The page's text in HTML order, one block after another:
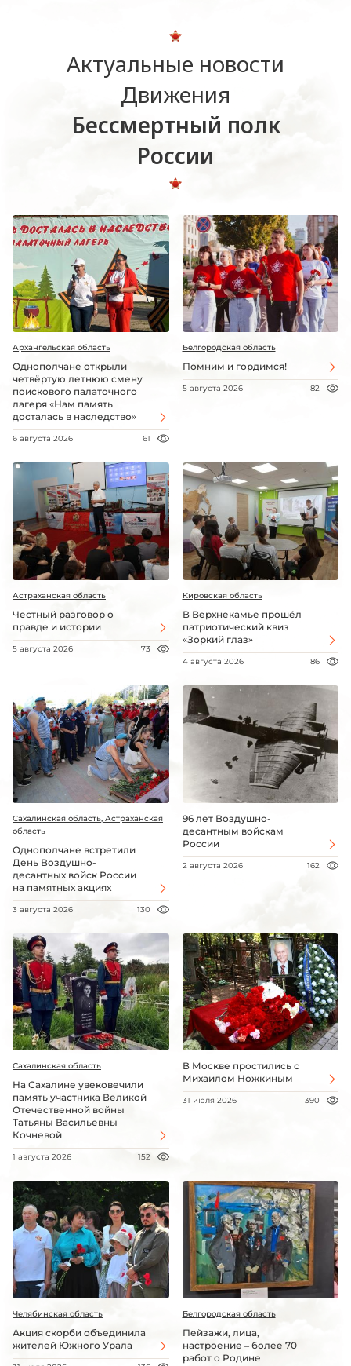
Актуальные новости
Движения
Бессмертный полк
России
Архангельская область
Однополчане открыли
четвёртую летнюю смену
поискового палаточного
лагеря «Нам память
досталась в наследство»
6 августа 2026 61
Белгородская область
Помним и гордимся!
5 августа 2026 82
Астраханская область
Честный разговор о
правде и истории
5 августа 2026 73
Кировская область
В Верхнекамье прошёл
патриотический квиз
«Зоркий глаз»
4 августа 2026 86
Сахалинская область, Астраханская
область
Однополчане встретили
День Воздушно-
десантных войск России
на памятных акциях
3 августа 2026 130
96 лет Воздушно-
десантным войскам
России
2 августа 2026 162
Сахалинская область
На Сахалине увековечили
память участника Великой
Отечественной войны
Татьяны Васильевны
Кочневой
1 августа 2026 152
В Москве простились с
Михаилом Ножкиным
31 июля 2026 390
Челябинская область
Акция скорби объединила
жителей Южного Урала
Белгородская область
Пейзажи, лица,
настроение – более 70
работ о Родине